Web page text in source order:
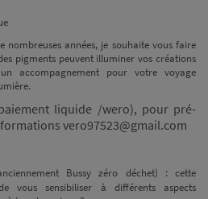
nombreuses années, je souhaite vous faire
pigments peuvent illuminer vos créations
accompagnement pour votre voyage
liquide /wero), pour pré-
vero97523@gmail.com
Bussy zéro déchet) : cette
vous sensibiliser à différents aspects